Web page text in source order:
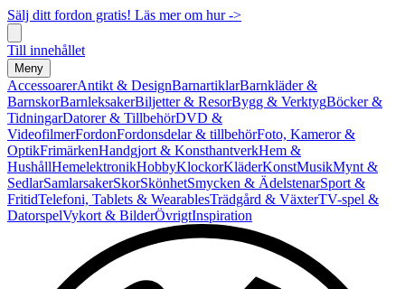
Sälj ditt fordon gratis! Läs mer om hur ->
Till innehållet
Meny
AccessoarerAntikt & DesignBarnartiklarBarnkläder &
BarnskorBarnleksakerBiljetter & ResorBygg & VerktygBöcker &
TidningarDatorer & TillbehörDVD &
VideofilmerFordonFordonsdelar & tillbehörFoto, Kameror &
OptikFrimärkenHandgjort & KonsthantverkHem &
HushållHemelektronikHobbyKlockorKläderKonstMusikMynt &
SedlarSamlarsakerSkorSkönhetSmycken & ÄdelstenarSport &
FritidTelefoni, Tablets & WearablesTrädgård & VäxterTV-spel &
DatorspelVykort & BilderÖvrigtInspiration